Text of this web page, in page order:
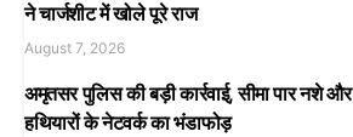
ने चार्जशीट में खोले पूरे राज
August 7, 2026
अमृतसर पुलिस की बड़ी कार्रवाई, सीमा पार नशे और
हथियारों के नेटवर्क का भंडाफोड़